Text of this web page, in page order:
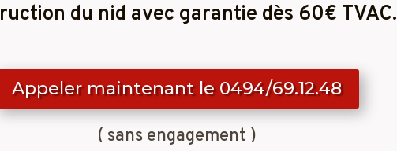
du nid avec garantie dès 60€ TVAC.
Appeler maintenant le 0494/69.12.48
( sans engagement )